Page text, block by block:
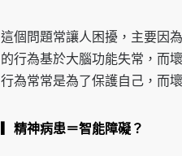
這個問題常讓人困擾，主要因
的行為基於大腦功能失常，而
行為常常是為了保護自己，而
▎精神病患＝智能障礙？